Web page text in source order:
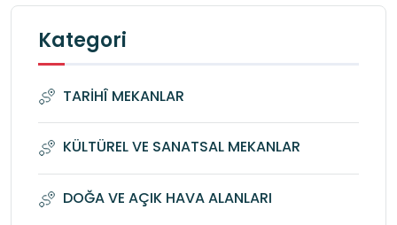
Kategori
TARİHÎ MEKANLAR
KÜLTÜREL VE SANATSAL MEKANLAR
DOĞA VE AÇIK HAVA ALANLARI